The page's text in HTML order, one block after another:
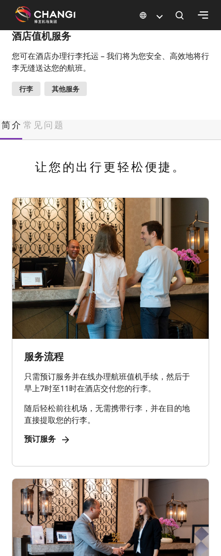
所
有
樟
宜
站:
酒店值机服务
您可在酒店办理行李托运 – 我们将为您安全、高效地将行
李无缝送达您的航班。
行李 其他服务
简介 常见问题
让您的出行更轻松便捷。
服务流程
只需预订服务并在线办理航班值机手续，然后于
早上7时至11时在酒店交付您的行李。
随后轻松前往机场，无需携带行李，并在目的地
直接提取您的行李。
预订服务